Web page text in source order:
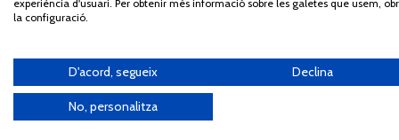
Comercial Paperera i Materials d'Oficina, S.L. © Copyright - All rights reserved. Carrer Can
Pau Birol, 14 - Pol. Ind. Mas Xirgu - 17005 GIRONA - Tel. 972 406 301 - Fax 972 405 930
experiència d'usuari. Per obtenir més informació sobre les galetes que usem,
la configuració.
D'acord, segueix Declina
No, personalitza